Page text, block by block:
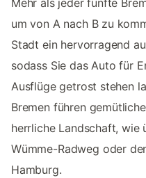
Mehr als jeder fünfte
um von A nach B zu
Stadt ein hervorragend
sodass Sie das Auto für
Ausflüge getrost stehen
Bremen führen
herrliche Landschaft, wie
Wümme-Radweg oder
Hamburg.